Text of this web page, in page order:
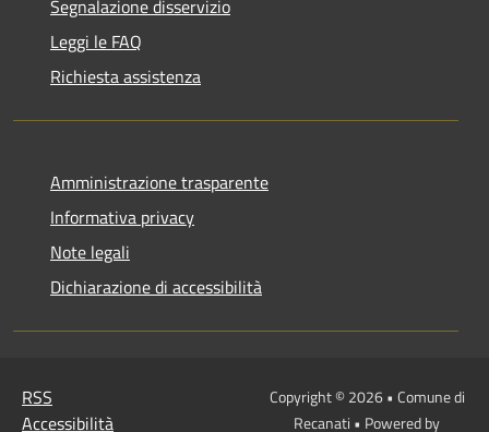
Segnalazione disservizio
Leggi le FAQ
Richiesta assistenza
Amministrazione trasparente
Informativa privacy
Note legali
Dichiarazione di accessibilità
RSS
Accessibilità
Copyright © 2026 • Comune di
Recanati • Powered by